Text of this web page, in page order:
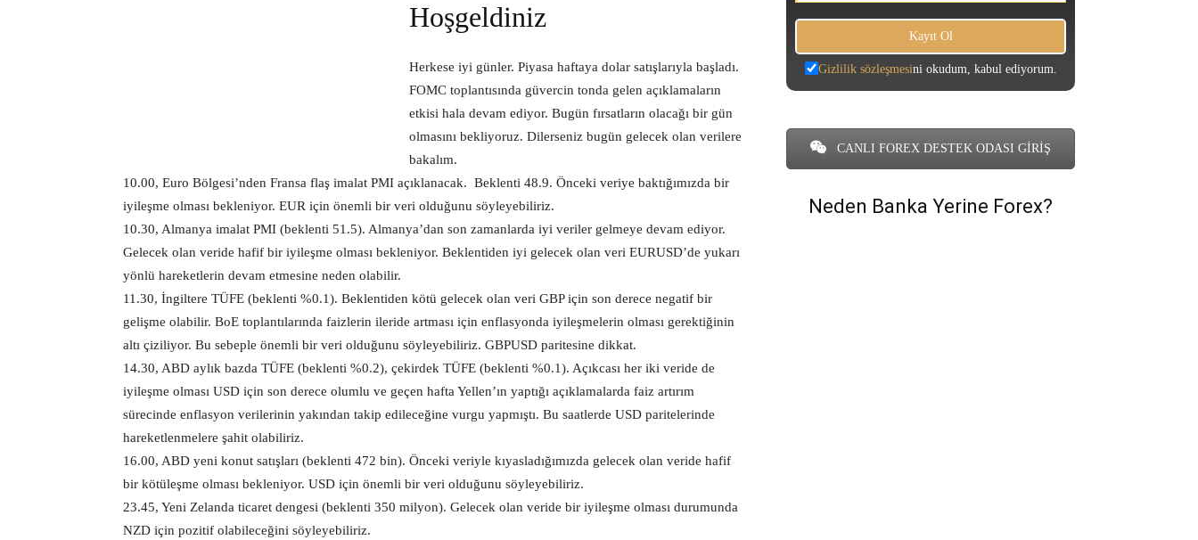
Hoşgeldiniz
Herkese iyi günler. Piyasa haftaya dolar satışlarıyla başladı.
FOMC toplantısında güvercin tonda gelen açıklamaların
etkisi hala devam ediyor. Bugün fırsatların olacağı bir gün
olmasını bekliyoruz. Dilerseniz bugün gelecek olan verilere
bakalım.
10.00, Euro Bölgesi’nden Fransa flaş imalat PMI açıklanacak. Beklenti 48.9. Önceki veriye baktığımızda bir
iyileşme olması bekleniyor. EUR için önemli bir veri olduğunu söyleyebiliriz.
10.30, Almanya imalat PMI (beklenti 51.5). Almanya’dan son zamanlarda iyi veriler gelmeye devam ediyor.
Gelecek olan veride hafif bir iyileşme olması bekleniyor. Beklentiden iyi gelecek olan veri EURUSD’de yukarı
yönlü hareketlerin devam etmesine neden olabilir.
11.30, İngiltere TÜFE (beklenti %0.1). Beklentiden kötü gelecek olan veri GBP için son derece negatif bir
gelişme olabilir. BoE toplantılarında faizlerin ileride artması için enflasyonda iyileşmelerin olması gerektiğinin
altı çiziliyor. Bu sebeple önemli bir veri olduğunu söyleyebiliriz. GBPUSD paritesine dikkat.
14.30, ABD aylık bazda TÜFE (beklenti %0.2), çekirdek TÜFE (beklenti %0.1). Açıkcası her iki veride de
iyileşme olması USD için son derece olumlu ve geçen hafta Yellen’ın yaptığı açıklamalarda faiz artırım
sürecinde enflasyon verilerinin yakından takip edileceğine vurgu yapmıştı. Bu saatlerde USD paritelerinde
hareketlenmelere şahit olabiliriz.
16.00, ABD yeni konut satışları (beklenti 472 bin). Önceki veriyle kıyasladığımızda gelecek olan veride hafif
bir kötüleşme olması bekleniyor. USD için önemli bir veri olduğunu söyleyebiliriz.
23.45, Yeni Zelanda ticaret dengesi (beklenti 350 milyon). Gelecek olan veride bir iyileşme olması durumunda
NZD için pozitif olabileceğini söyleyebiliriz.
Gizlilik sözleşmesini okudum, kabul ediyorum.
CANLI FOREX DESTEK ODASI GİRİŞ
Neden Banka Yerine Forex?